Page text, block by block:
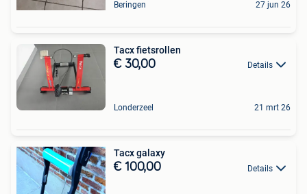
Beringen 27 jun 26
Tacx fietsrollen
€ 30,00 Details
Londerzeel 21 mrt 26
Tacx galaxy
€ 100,00 Details